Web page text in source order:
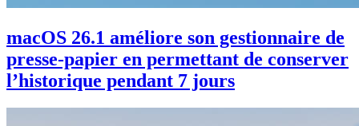
macOS 26.1 améliore son gestionnaire de
presse-papier en permettant de conserver
l’historique pendant 7 jours